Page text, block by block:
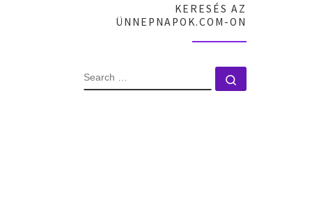
KERESÉS AZ
ÜNNEPNAPOK.COM-ON
SEARCH